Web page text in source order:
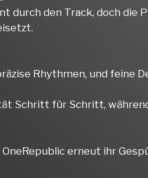
durch den Track, doch
Rhythmen, und feine
Schritt für Schritt,
erneut ihr